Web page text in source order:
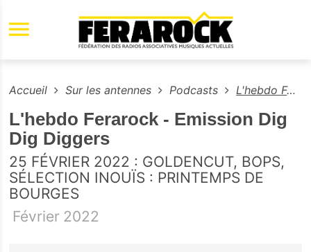
Aller au contenu principal
Accueil Sur les antennes Podcasts L'hebdo Ferarock - Emission Dig Dig Diggers
L'hebdo Ferarock - Emission Dig
Dig Diggers
25 FÉVRIER 2022 : GOLDENCUT, BOPS,
SÉLECTION INOUÏS : PRINTEMPS DE
BOURGES
Février 2022